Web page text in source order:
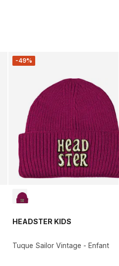
-49%
HEADSTER KIDS
Tuque Sailor Vintage - Enfant